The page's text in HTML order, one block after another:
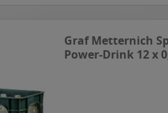
Graf Metternich
Power-Drink 12 x